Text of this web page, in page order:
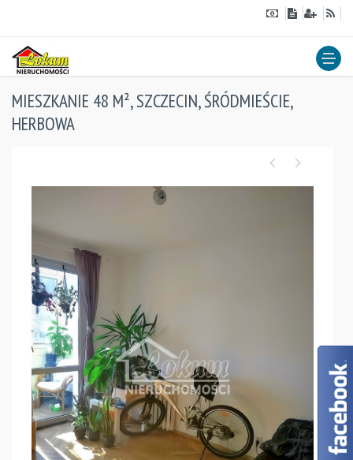
MIESZKANIE 48 M², SZCZECIN, ŚRÓDMIEŚCIE,
HERBOWA